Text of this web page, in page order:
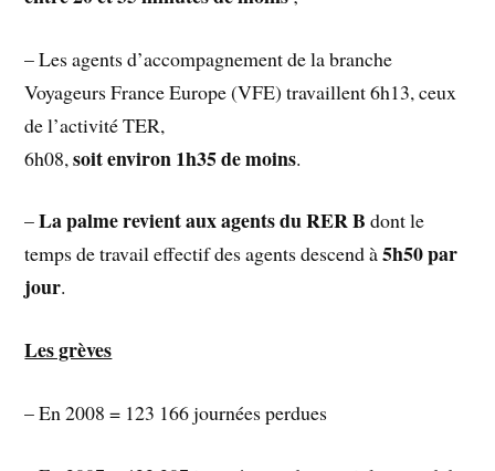
– Les agents d’accompagnement de la branche
Voyageurs France Europe (VFE) travaillent 6h13, ceux
de l’activité TER,
6h08, soit environ 1h35 de moins.
–La palme revient aux agents du RER B dont le
temps de travail effectif des agents descend à5h50 par
jour.
Les grèves
– En 2008 = 123 166 journées perdues